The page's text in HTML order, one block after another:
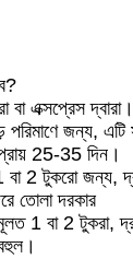
এক্সপ্রেস দ্বারা।
জন্য, এটি
25-35 দিন।
বা 2 টুকরো জন্য,
তোলা দরকার
1 বা 2 টুকরা,